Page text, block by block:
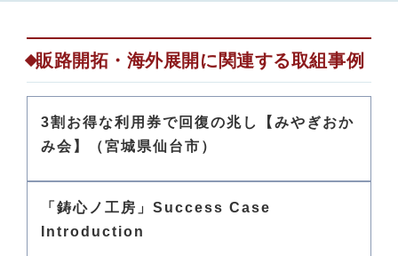
販路開拓・海外展開に関連する取組事例
3割お得な利用券で回復の兆し【みやぎおか
み会】（宮城県仙台市）
「鋳心ノ工房」Success Case
Introduction